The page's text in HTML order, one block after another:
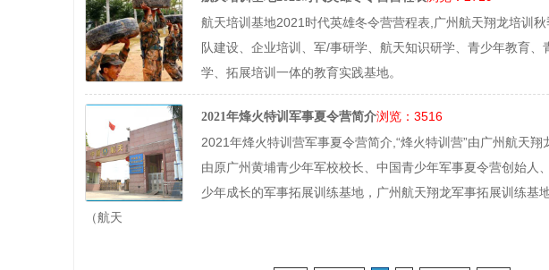
航天培训基地2021时代英雄冬令营营程表,广州航天翔龙培训
队建设、企业培训、军/事研学、航天知识研学、青少年教育
学、拓展培训一体的教育实践基地。
2021年烽火特训军事夏令营简介浏览：3516
2021年烽火特训营军事夏令营简介,“烽火特训营”由广州航天
由原广州黄埔青少年军校校长、中国青少年军事夏令营创始
少年成长的军事拓展训练基地，广州航天翔龙军事拓展训练基
（航天